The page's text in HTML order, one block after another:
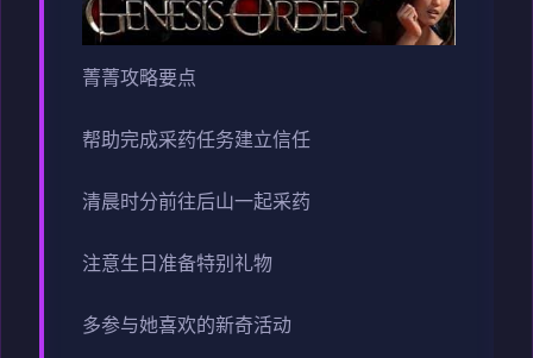
菁菁攻略要点
帮助完成采药任务建立信任
清晨时分前往后山一起采药
注意生日准备特别礼物
多参与她喜欢的新奇活动